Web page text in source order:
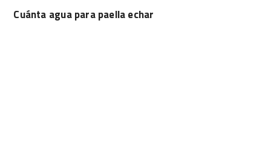
Cuánta agua para paella echar